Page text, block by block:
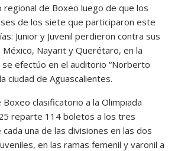
de Boxeo luego de que los
de los siete que participaron este
Junior y Juvenil perdieron contra sus
México, Nayarit y Querétaro, en la
efectúo en el auditorio “Norberto
ciudad de Aguascalientes.
Boxeo clasificatorio a la Olimpiada
reparte 114 boletos a los tres
una de las divisiones en las dos
en las ramas femenil y varonil a